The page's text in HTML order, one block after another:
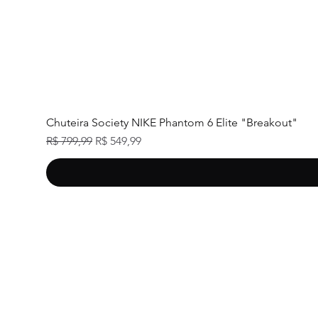
Chuteira Society NIKE Phantom 6 Elite "Breakout"
Preço normal
R$ 799,99 Preço promocional
R$ 549,99